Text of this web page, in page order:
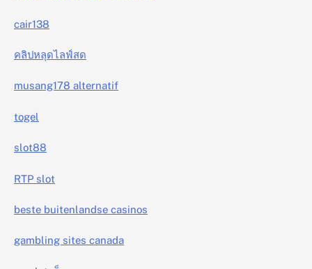
cair138
คลิปหลุดไลฟ์สด
musang178 alternatif
togel
slot88
RTP slot
beste buitenlandse casinos
gambling sites canada